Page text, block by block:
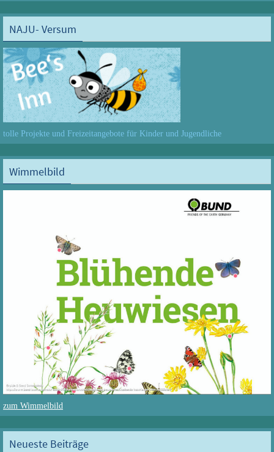
NAJU- Versum
tolle Projekte und Freizeitangebote für Kinder und Jugendliche
Wimmelbild
zum Wimmelbild
Neueste Beiträge